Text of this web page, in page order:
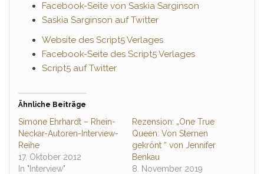
Facebook-Seite von Saskia Sarginson
Saskia Sarginson auf Twitter
Website des Script5 Verlages
Facebook-Seite des Script5 Verlages
Script5 auf Twitter
Ähnliche Beiträge
Simone Ehrhardt – Rhein-
Neckar-Autoren-Interview-
Reihe
17. Oktober 2012
In "Interview"
Rezension: „One True
Queen: Von Sternen
gekrönt “ von Jennifer
Benkau
8. November 2019